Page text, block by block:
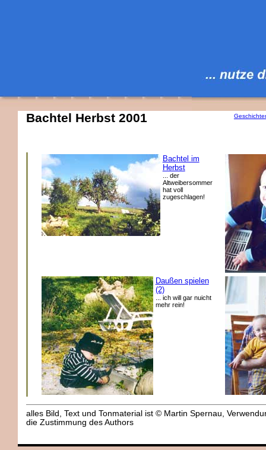
Bachtel Herbst 2001
Bachtel im
Herbst
... der
Altweibersommer
hat voll
zugeschlagen!
Daußen spielen
(2)
... ich will gar nuicht
mehr rein!
alles Bild, Text und Tonmaterial ist © Martin Spernau,
die Zustimmung des Authors